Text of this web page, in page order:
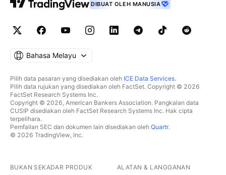
DIBUAT OLEH MANUSIA
Bahasa Melayu
Pilih data pasaran yang disediakan oleh ICE Data Services.
Pilih data rujukan yang disediakan oleh FactSet. Copyright © 2026
FactSet Research Systems Inc.
Copyright © 2026, American Bankers Association. Pangkalan data
CUSIP disediakan oleh FactSet Research Systems Inc. Hak cipta
terpelihara.
Pemfailan SEC dan dokumen lain disediakan oleh Quartr.
© 2026 TradingView, Inc.
BUKAN SEKADAR PRODUK ALATAN & LANGGANAN